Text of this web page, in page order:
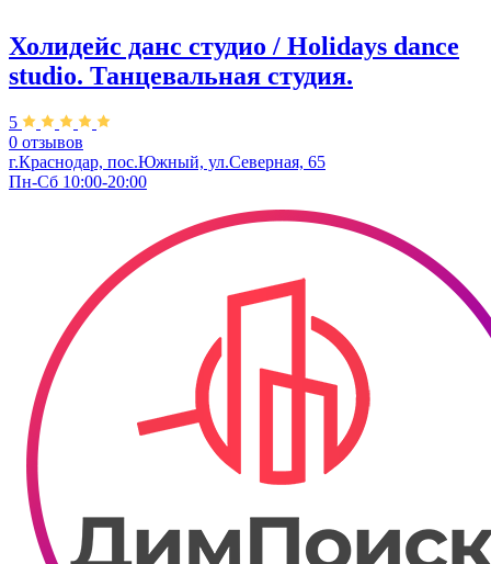
Холидейс данс студио / Holidays dance
studio. Танцевальная студия.
5
0 отзывов
г.Краснодар, пос.Южный, ул.Северная, 65
Пн-Сб 10:00-20:00